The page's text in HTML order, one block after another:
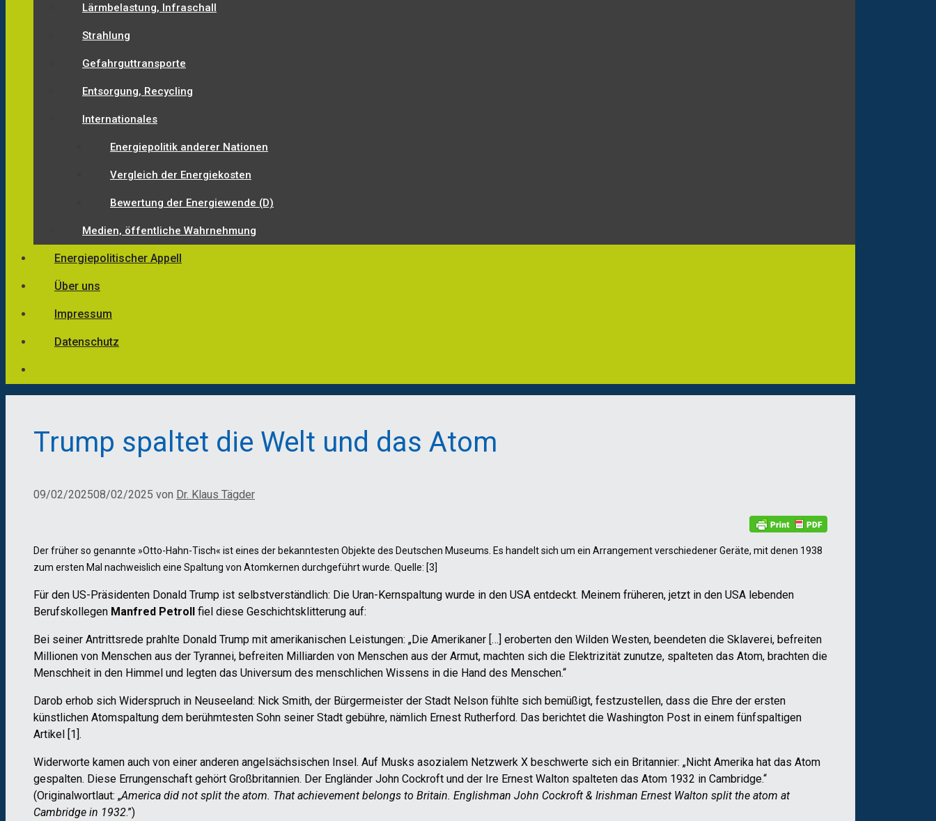
Lärmbelastung, Infraschall
Strahlung
Gefahrguttransporte
Entsorgung, Recycling
Internationales
Energiepolitik anderer Nationen
Vergleich der Energiekosten
Bewertung der Energiewende (D)
Medien, öffentliche Wahrnehmung
Energiepolitischer Appell
Über uns
Impressum
Datenschutz
Trump spaltet die Welt und das Atom
09/02/202508/02/2025 von Dr. Klaus Tägder
Der früher so genannte »Otto-Hahn-Tisch« ist eines der bekanntesten Objekte des Deutschen Museums. Es handelt sich um ein Arrangement verschiedener Geräte, mit denen 1938
zum ersten Mal nachweislich eine Spaltung von Atomkernen durchgeführt wurde. Quelle: [3]
Für den US-Präsidenten Donald Trump ist selbstverständlich: Die Uran-Kernspaltung wurde in den USA entdeckt. Meinem früheren, jetzt in den USA lebenden
Berufskollegen Manfred Petroll fiel diese Geschichtsklitterung auf:
Bei seiner Antrittsrede prahlte Donald Trump mit amerikanischen Leistungen: „Die Amerikaner […] eroberten den Wilden Westen, beendeten die Sklaverei, befreiten
Millionen von Menschen aus der Tyrannei, befreiten Milliarden von Menschen aus der Armut, machten sich die Elektrizität zunutze, spalteten das Atom, brachten die
Menschheit in den Himmel und legten das Universum des menschlichen Wissens in die Hand des Menschen.“
Darob erhob sich Widerspruch in Neuseeland: Nick Smith, der Bürgermeister der Stadt Nelson fühlte sich bemüßigt, festzustellen, dass die Ehre der ersten
künstlichen Atomspaltung dem berühmtesten Sohn seiner Stadt gebühre, nämlich Ernest Rutherford. Das berichtet die Washington Post in einem fünfspaltigen
Artikel [1].
Widerworte kamen auch von einer anderen angelsächsischen Insel. Auf Musks asozialem Netzwerk X beschwerte sich ein Britannier: „Nicht Amerika hat das Atom
gespalten. Diese Errungenschaft gehört Großbritannien. Der Engländer John Cockroft und der Ire Ernest Walton spalteten das Atom 1932 in Cambridge.“
(Originalwortlaut: „America did not split the atom. That achievement belongs to Britain. Englishman John Cockroft & Irishman Ernest Walton split the atom at
Cambridge in 1932.”)